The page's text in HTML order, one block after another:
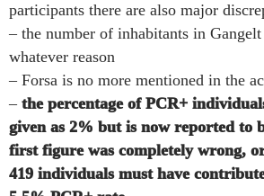
participants there are also major
– the number of inhabitants in
whatever reason
– Forsa is no more mentioned in the
– the percentage of PCR+
given as 2% but is now reported to
first figure was completely wrong,
419 individuals must have